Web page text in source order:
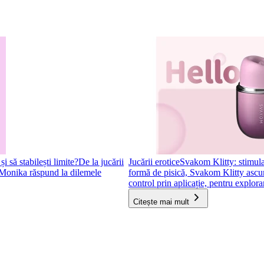
să stabilești limite?De la jucării
răspund la dilemele
Jucării eroticeSvakom Klitty:
formă de pisică, Svakom Klitty
control prin aplicație, pentru
Citește mai mult